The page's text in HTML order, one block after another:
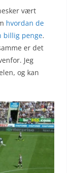
vært
hvordan de
billig penge.
er det
Jeg
og kan